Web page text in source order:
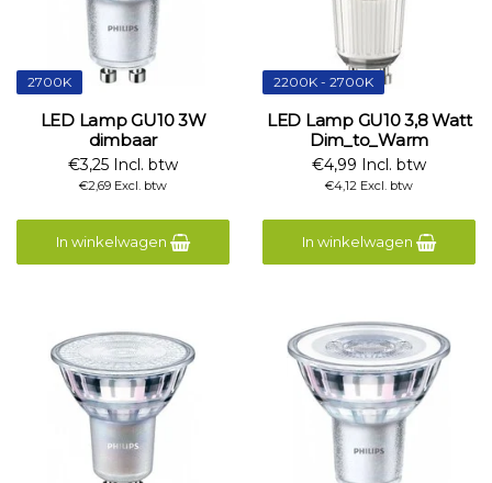
2700K
LED Lamp GU10 3W
dimbaar
€3,25 Incl. btw
€2,69 Excl. btw
In winkelwagen
2200K - 2700K
LED Lamp GU10 3,8 Watt
Dim_to_Warm
€4,99 Incl. btw
€4,12 Excl. btw
In winkelwagen